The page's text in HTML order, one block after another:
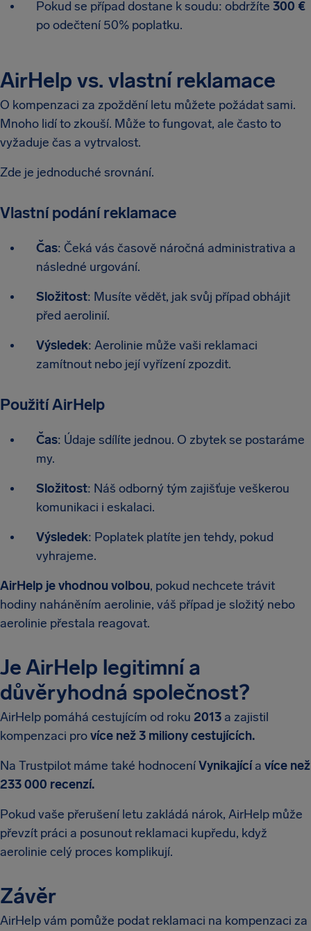
Pokud se případ dostane k soudu: obdržíte 300 €
po odečtení 50% poplatku.
AirHelp vs. vlastní reklamace
O kompenzaci za zpoždění letu můžete požádat sami.
Mnoho lidí to zkouší. Může to fungovat, ale často to
vyžaduje čas a vytrvalost.
Zde je jednoduché srovnání.
Vlastní podání reklamace
Čas: Čeká vás časově náročná administrativa a
následné urgování.
Složitost: Musíte vědět, jak svůj případ obhájit
před aerolinií.
Výsledek: Aerolinie může vaši reklamaci
zamítnout nebo její vyřízení zpozdit.
Použití AirHelp
Čas: Údaje sdílíte jednou. O zbytek se postaráme
my.
Složitost: Náš odborný tým zajišťuje veškerou
komunikaci i eskalaci.
Výsledek: Poplatek platíte jen tehdy, pokud
vyhrajeme.
AirHelp je vhodnou volbou, pokud nechcete trávit
hodiny naháněním aerolinie, váš případ je složitý nebo
aerolinie přestala reagovat.
Je AirHelp legitimní a
důvěryhodná společnost?
AirHelp pomáhá cestujícím od roku 2013 a zajistil
kompenzaci províce než 3 miliony cestujících.
Na Trustpilot máme také hodnoceníVynikajícía více než
233 000 recenzí.
Pokud vaše přerušení letu zakládá nárok, AirHelp může
převzít práci a posunout reklamaci kupředu, když
aerolinie celý proces komplikují.
Závěr
AirHelp vám pomůže podat reklamaci na kompenzaci za